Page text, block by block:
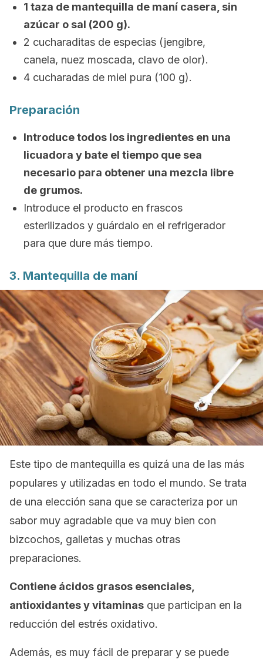
1 taza de mantequilla de maní casera, sin
azúcar o sal (200 g).
2 cucharaditas de especias (jengibre,
canela, nuez moscada, clavo de olor).
4 cucharadas de miel pura (100 g).
Preparación
Introduce todos los ingredientes en una
licuadora y bate el tiempo que sea
necesario para obtener una mezcla libre
de grumos.
Introduce el producto en frascos
esterilizados y guárdalo en el refrigerador
para que dure más tiempo.
3. Mantequilla de maní
Este tipo de mantequilla es quizá una de las más
populares y utilizadas en todo el mundo. Se trata
de una elección sana que se caracteriza por un
sabor muy agradable que va muy bien con
bizcochos, galletas y muchas otras
preparaciones.
Contiene ácidos grasos esenciales,
antioxidantes y vitaminas que participan en la
reducción del estrés oxidativo.
Además, es muy fácil de preparar y se puede